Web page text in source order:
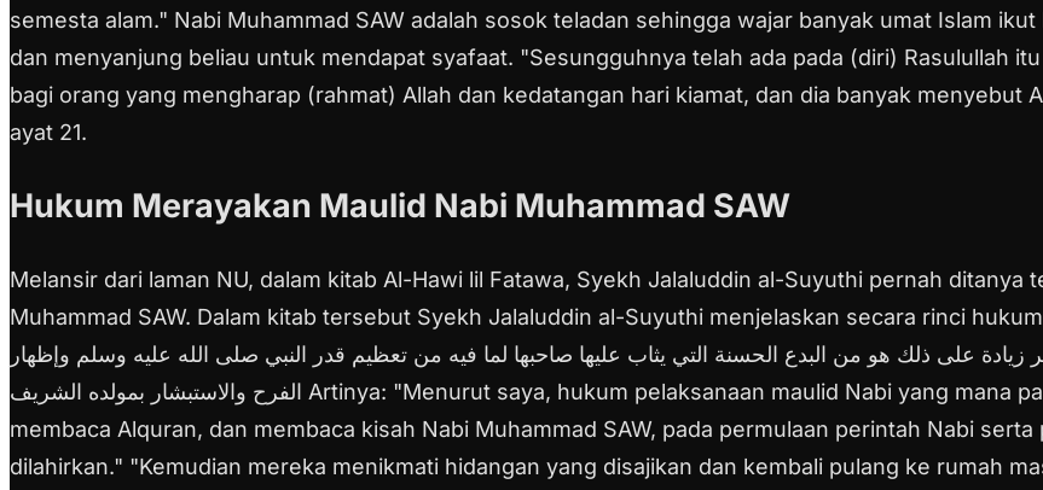
semesta alam." Nabi Muhammad SAW adalah sosok teladan sehingga wajar banyak umat Islam
dan menyanjung beliau untuk mendapat syafaat. "Sesungguhnya telah ada pada (diri) Rasulullah
bagi orang yang mengharap (rahmat) Allah dan kedatangan hari kiamat, dan dia banyak menyebut
ayat 21.
Hukum Merayakan Maulid Nabi Muhammad SAW
Melansir dari laman NU, dalam kitab Al-Hawi lil Fatawa, Syekh Jalaluddin al-Suyuthi pernah ditanya
Muhammad SAW. Dalam kitab tersebut Syekh Jalaluddin al-Suyuthi menjelaskan secara rinci
على ذلك هو من البدع الحسنة التي يثاب عليها صاحبها لما فيه من تعظيم قدر النبي صلى الله عليه وسلم وإظهار
الفرح والاستبشار بمولده الشريف Artinya: "Menurut saya, hukum pelaksanaan maulid Nabi yang mana
membaca Alquran, dan membaca kisah Nabi Muhammad SAW, pada permulaan perintah Nabi
dilahirkan." "Kemudian mereka menikmati hidangan yang disajikan dan kembali pulang ke rumah